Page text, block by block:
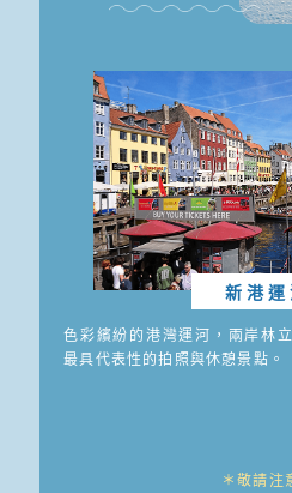
新港運
色彩繽紛的港灣運河，兩岸林
最具代表性的拍照與休憩景點。
＊敬請注